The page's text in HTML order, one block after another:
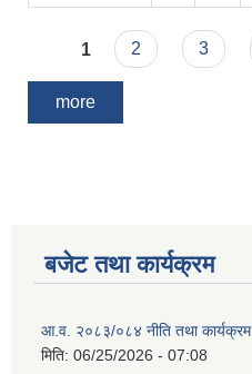
Pages
1 2 3
more
बजेट तथा कार्यक्रम
आ.व. २०८३/०८४ नीति तथा कार्यक्रम
मिति: 06/25/2026 - 07:08